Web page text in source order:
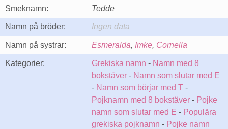
Smeknamn: Tedde
Namn på bröder: Ingen data
Namn på systrar: Esmeralda, Imke, Cornella
Kategorier: Grekiska namn - Namn med 8
bokstäver - Namn som slutar med E
- Namn som börjar med T -
Pojknamn med 8 bokstäver - Pojke
namn som slutar med E - Populära
grekiska pojknamn - Pojke namn